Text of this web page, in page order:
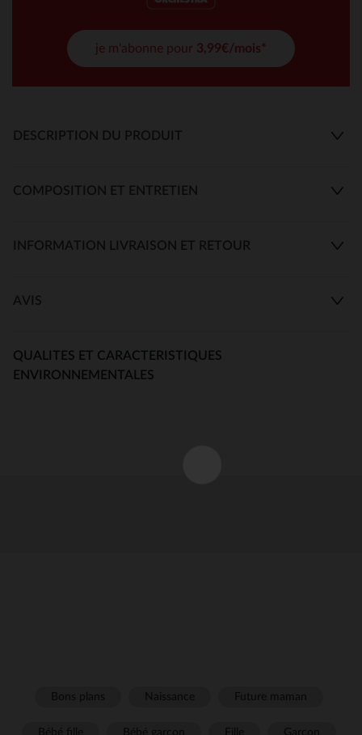
je m'abonne pour 3,99€/mois*
DESCRIPTION DU PRODUIT
COMPOSITION ET ENTRETIEN
INFORMATION LIVRAISON ET RETOUR
AVIS
QUALITES ET CARACTERISTIQUES
ENVIRONNEMENTALES